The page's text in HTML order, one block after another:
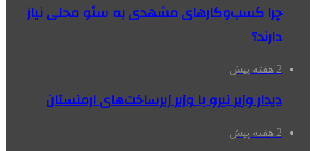
چرا کسب‌وکارهای مشهدی به سئو محلی نیاز
دارند؟
2 هفته پیش
دیدار وزیر نیرو با وزیر زیرساخت‌های ارمنستان
2 هفته پیش